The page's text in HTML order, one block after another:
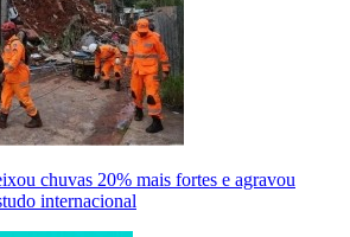
chuvas 20% mais fortes e agravou
internacional